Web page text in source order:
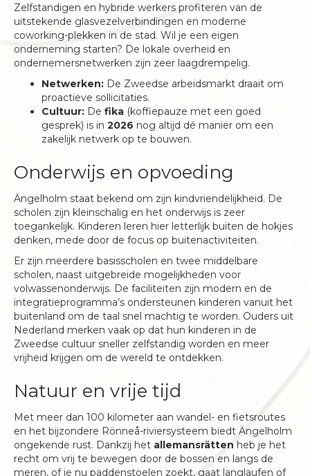
Zelfstandigen en hybride werkers profiteren van de
uitstekende glasvezelverbindingen en moderne
coworking-plekken in de stad. Wil je een eigen
onderneming starten? De lokale overheid en
ondernemersnetwerken zijn zeer laagdrempelig.
Netwerken: De Zweedse arbeidsmarkt draait om
proactieve sollicitaties.
Cultuur: De fika (koffiepauze met een goed
gesprek) is in 2026 nog altijd dé manier om een
zakelijk netwerk op te bouwen.
Onderwijs en opvoeding
Ängelholm staat bekend om zijn kindvriendelijkheid. De
scholen zijn kleinschalig en het onderwijs is zeer
toegankelijk. Kinderen leren hier letterlijk buiten de hokjes
denken, mede door de focus op buitenactiviteiten.
Er zijn meerdere basisscholen en twee middelbare
scholen, naast uitgebreide mogelijkheden voor
volwassenonderwijs. De faciliteiten zijn modern en de
integratieprogramma’s ondersteunen kinderen vanuit het
buitenland om de taal snel machtig te worden. Ouders uit
Nederland merken vaak op dat hun kinderen in de
Zweedse cultuur sneller zelfstandig worden en meer
vrijheid krijgen om de wereld te ontdekken.
Natuur en vrije tijd
Met meer dan 100 kilometer aan wandel- en fietsroutes
en het bijzondere Rönneå-riviersysteem biedt Ängelholm
ongekende rust. Dankzij het allemansrätten heb je het
recht om vrij te bewegen door de bossen en langs de
meren, of je nu paddenstoelen zoekt, gaat langlaufen of